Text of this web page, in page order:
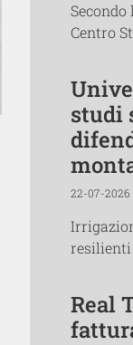
Centro
studi
22-07-2026
resilienti
Real